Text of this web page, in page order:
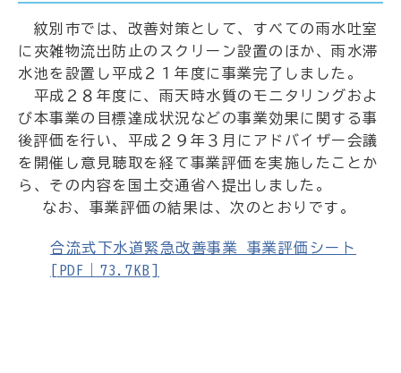
紋別市では、改善対策として、すべての雨水吐室
に夾雑物流出防止のスクリーン設置のほか、雨水滞
水池を設置し平成２１年度に事業完了しました。
平成２８年度に、雨天時水質のモニタリングおよ
び本事業の目標達成状況などの事業効果に関する事
後評価を行い、平成２９年３月にアドバイザー会議
を開催し意見聴取を経て事業評価を実施したことか
ら、その内容を国土交通省へ提出しました。
なお、事業評価の結果は、次のとおりです。
合流式下水道緊急改善事業 事業評価シート
[PDF｜73.7KB]